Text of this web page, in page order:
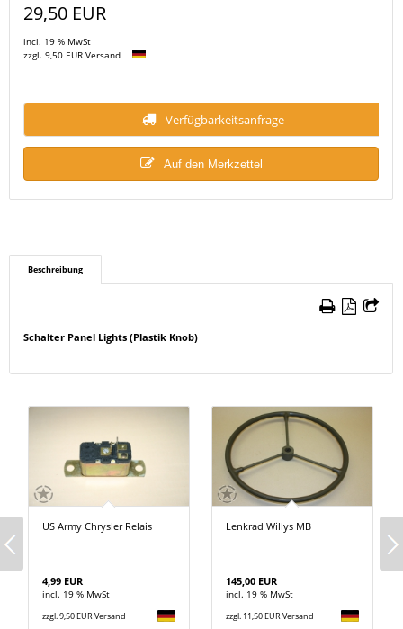
29,50 EUR
incl. 19 % MwSt
zzgl. 9,50 EUR Versand
Verfügbarkeitsanfrage
Auf den Merkzettel
Beschreibung
Schalter Panel Lights (Plastik Knob)
US Army Chrysler Relais
4,99 EUR
incl. 19 % MwSt
zzgl. 9,50 EUR Versand
Lenkrad Willys MB
145,00 EUR
incl. 19 % MwSt
zzgl. 11,50 EUR Versand